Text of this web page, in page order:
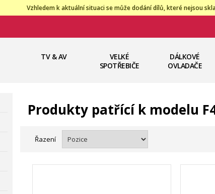
Vzhledem k aktuální situaci se může dodání dílů, které nejsou
TV & AV
VELKÉ
SPOTŘEBIČE
DÁLKOVÉ
OVLADAČE
Produkty patřící k modelu
Řazení